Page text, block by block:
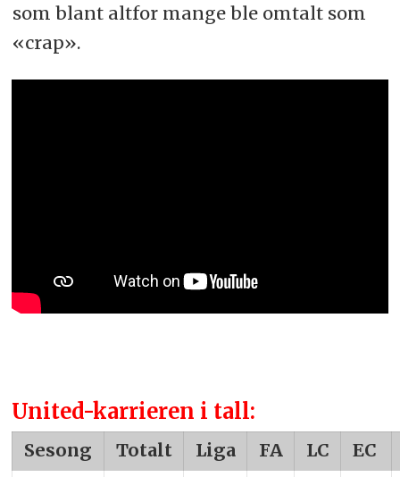
som blant altfor mange ble omtalt som
«crap».
United-karrieren i tall:
Sesong Totalt Liga FA LC EC